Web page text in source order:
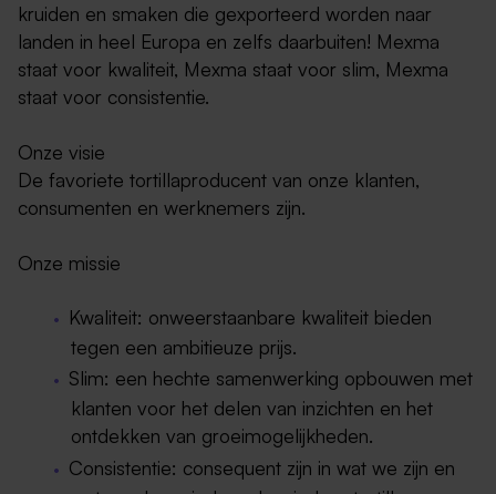
kruiden en smaken die gexporteerd worden naar
landen in heel Europa en zelfs daarbuiten! Mexma
staat voor kwaliteit, Mexma staat voor slim, Mexma
staat voor consistentie.
Onze visie
De favoriete tortillaproducent van onze klanten,
consumenten en werknemers zijn.
Onze missie
Kwaliteit: onweerstaanbare kwaliteit bieden
tegen een ambitieuze prijs.
Slim: een hechte samenwerking opbouwen met
klanten voor het delen van inzichten en het
ontdekken van groeimogelijkheden.
Consistentie: consequent zijn in wat we zijn en